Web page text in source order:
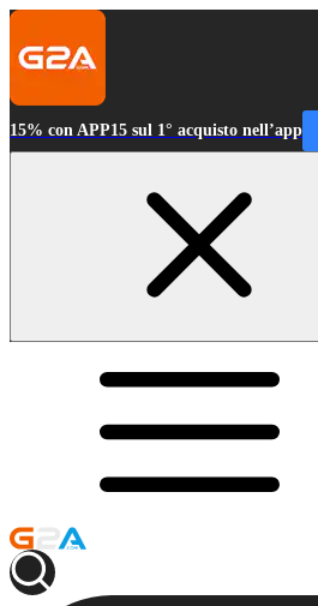
15% con APP15 sul 1° acquisto nell’app